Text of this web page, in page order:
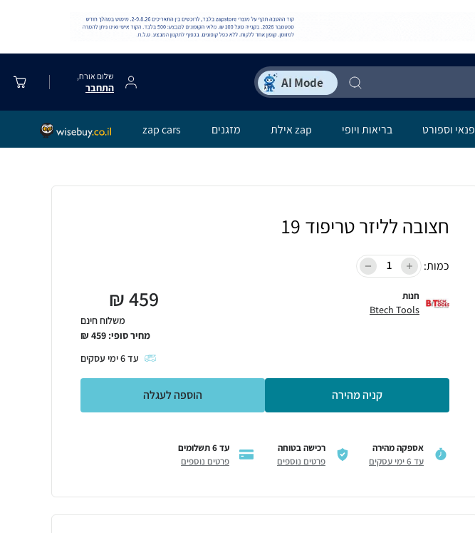
שלום אורח,
התחבר
פנאי וספורט בריאות ויופי zap אילת מזגנים zap cars
חצובה לליזר טריפוד 19
כמות:
חנות
Btech Tools
459
₪
משלוח חינם
מחיר סופי: 459
₪
עד6ימי עסקים
קניה מהירה הוספה לעגלה
אספקה מהירה
עד 6 ימי עסקים
רכישה בטוחה
פרטים נוספים
עד 6 תשלומים
פרטים נוספים